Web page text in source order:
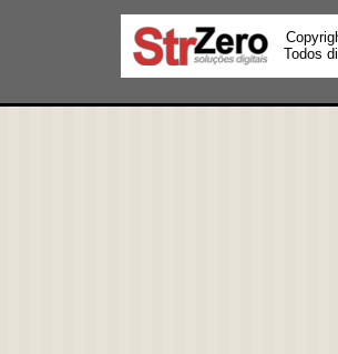
Todos